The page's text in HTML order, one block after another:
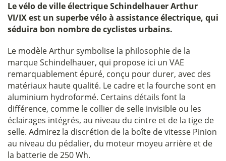
Levélo de ville électrique Schindelhauer Arthur
VI/IXest un superbe vélo à assistance électrique, qui
séduira bon nombre de cyclistes urbains.
Le modèle Arthur symbolise la philosophie de la
marque Schindelhauer, qui propose ici un VAE
remarquablement épuré, conçu pour durer, avec des
matériaux haute qualité. Le cadre et la fourche sont en
aluminium hydroformé. Certains détails font la
différence, comme le collier de selle invisible ou les
éclairages intégrés, au niveau du cintre et de la tige de
selle. Admirez la discrétion de la boîte de vitesse Pinion
au niveau du pédalier, du moteur moyeu arrière et de
la batterie de 250 Wh.